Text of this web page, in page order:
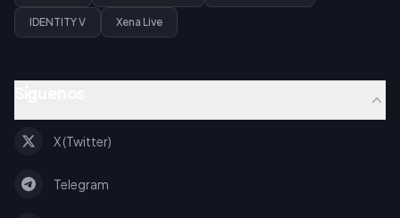
IDENTITY V Xena Live
X (Twitter)
Telegram